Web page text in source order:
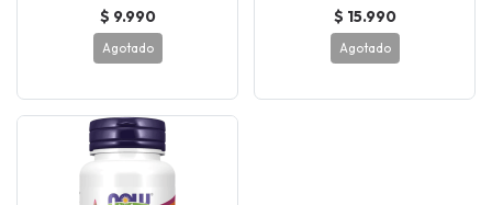
$ 9.990
Agotado
$ 15.990
Agotado